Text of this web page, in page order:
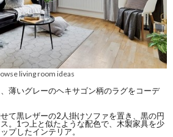
living room ideas
薄いグレーのヘキサゴン柄のラグをコーデ
て黒レザーの2人掛けソファを置き、黒の円
。1つ上と似たような配色で、木製家具を少
プしたインテリア。